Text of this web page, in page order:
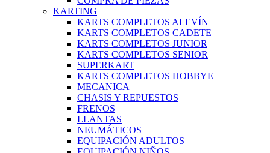
KARTING
KARTS COMPLETOS ALEVÍN
KARTS COMPLETOS CADETE
KARTS COMPLETOS JUNIOR
KARTS COMPLETOS SENIOR
SUPERKART
KARTS COMPLETOS HOBBYE
MECANICA
CHASIS Y REPUESTOS
FRENOS
LLANTAS
NEUMÁTICOS
EQUIPACIÓN ADULTOS